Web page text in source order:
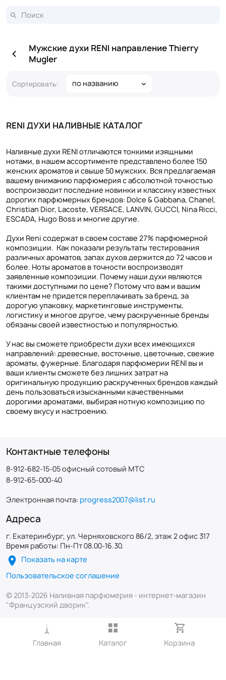
Мужские духи RENI направление Thierry
Mugler
Сортировать: по названию
RENI ДУХИ НАЛИВНЫЕ КАТАЛОГ
Наливные духи RENI отличаются тонкими изящными
нотами, в нашем ассортименте представлено более 150
женских ароматов и свыше 50 мужских. Вся предлагаемая
вашему вниманию парфюмерия с абсолютной точностью
воспроизводит последние новинки и классику известных
дорогих парфюмерных брендов: Dolce & Gabbana, Chanel,
Christian Dior, Lacoste, VERSACE, LANVIN, GUCCI, Nina Ricci,
ESCADA, Hugo Boss и многие другие.
Духи Reni содержат в своем составе 27% парфюмерной
композиции. Как показали результаты тестирования
различных ароматов, запах духов держится до 72 часов и
более. Ноты ароматов в точности воспроизводят
заявленные композиции. Почему наши духи являются
такими доступными по цене? Потому что вам и вашим
клиентам не придется переплачивать за бренд, за
дорогую упаковку, маркетинговые инструменты,
логистику и многое другое, чему раскрученные бренды
обязаны своей известностью и популярностью.
У нас вы сможете приобрести духи всех имеющихся
направлений: древесные, восточные, цветочные, свежие
ароматы, фужерные. Благодаря парфюмерии RENI вы и
ваши клиенты сможете без лишних затрат на
оригинальную продукцию раскрученных брендов каждый
день пользоваться изысканными качественными
дорогими ароматами, выбирая нотную композицию по
своему вкусу и настроению.
Контактные телефоны
8-912-682-15-05 офисный сотовый МТС
8-912-65-000-40
Электронная почта: progress2007@list.ru
Адреса
г. Екатеринбург, ул. Черняховского 86/2, этаж 2 офис 317
Время работы: Пн-Пт 08.00-16.30.
Показать на карте
Пользовательское соглашение
© 2013-2026 Наливная парфюмерия - интернет-магазин
"Французский дворик".
Главная Каталог Корзина